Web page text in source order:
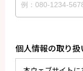
個人情報の取り